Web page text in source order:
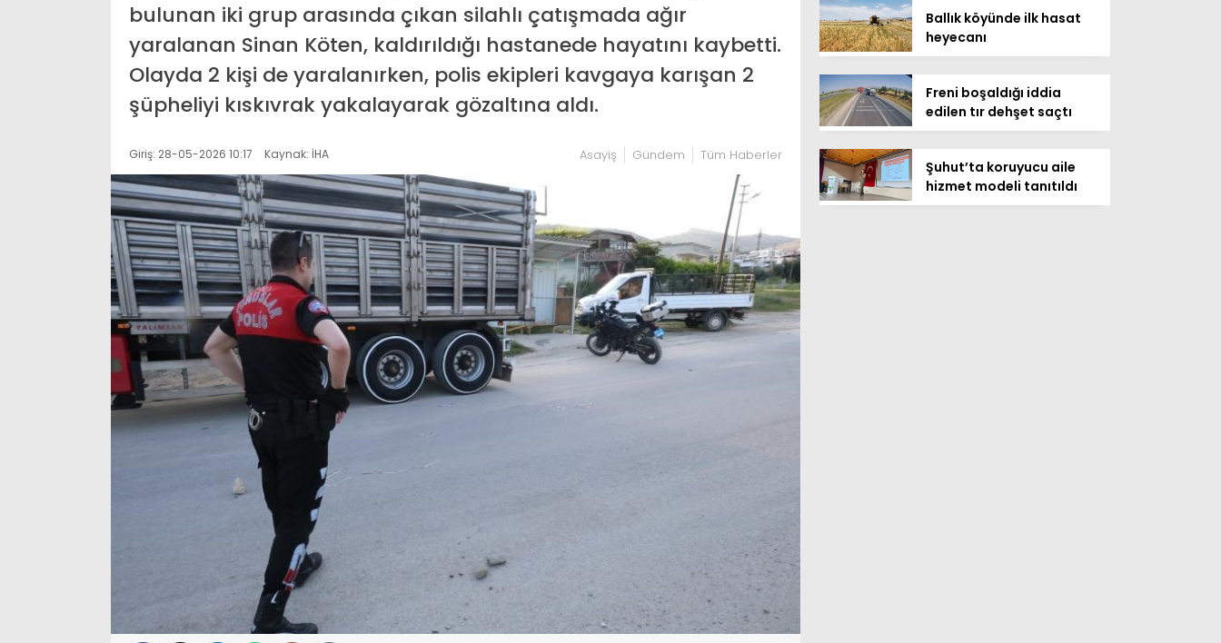
bulunan iki grup arasında çıkan silahlı çatışmada ağır
yaralanan Sinan Köten, kaldırıldığı hastanede hayatını kaybetti.
Olayda 2 kişi de yaralanırken, polis ekipleri kavgaya karışan 2
şüpheliyi kıskıvrak yakalayarak gözaltına aldı.
Giriş: 28-05-2026 10:17 Kaynak: İHA Asayiş Gündem Tüm Haberler
Ballık köyünde ilk hasat
heyecanı
Freni boşaldığı iddia
edilen tır dehşet saçtı
Şuhut’ta koruyucu aile
hizmet modeli tanıtıldı